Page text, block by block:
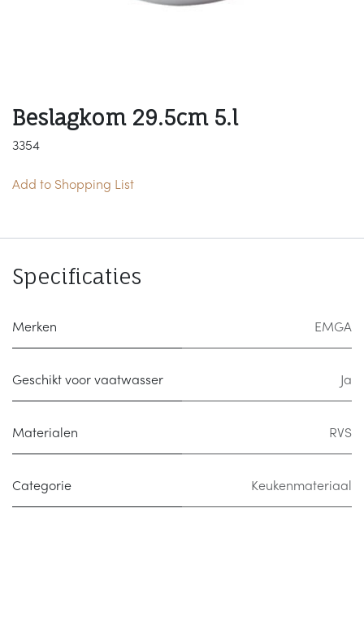
Beslagkom 29.5cm 5.l
3354
Add to Shopping List
Specificaties
Merken EMGA
Geschikt voor vaatwasser Ja
Materialen RVS
Categorie Keukenmateriaal